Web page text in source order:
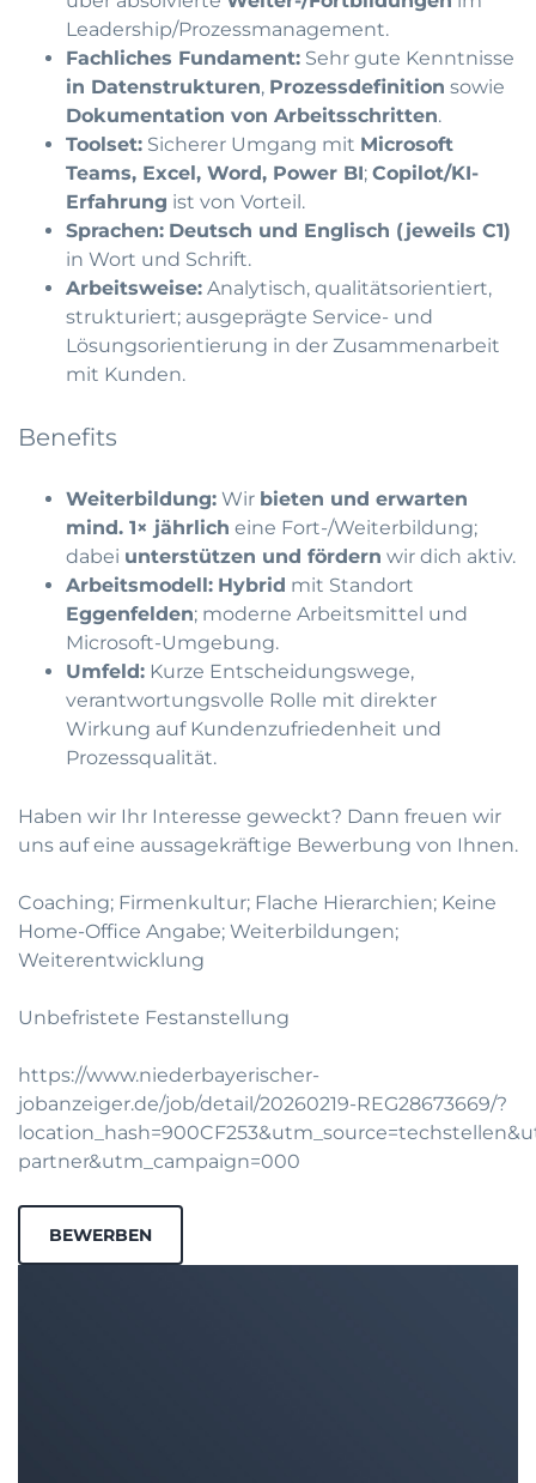
Leadership/Prozessmanagement.
Fachliches Fundament: Sehr gute Kenntnisse
in Datenstrukturen, Prozessdefinition sowie
Dokumentation von Arbeitsschritten.
Toolset: Sicherer Umgang mit Microsoft
Teams, Excel, Word, Power BI; Copilot/KI-
Erfahrung ist von Vorteil.
Sprachen: Deutsch und Englisch (jeweils C1)
in Wort und Schrift.
Arbeitsweise: Analytisch, qualitätsorientiert,
strukturiert; ausgeprägte Service- und
Lösungsorientierung in der Zusammenarbeit
mit Kunden.
Benefits
Weiterbildung: Wir bieten und erwarten
mind. 1× jährlich eine Fort-/Weiterbildung;
dabei unterstützen und fördern wir dich aktiv.
Arbeitsmodell: Hybrid mit Standort
Eggenfelden; moderne Arbeitsmittel und
Microsoft-Umgebung.
Umfeld: Kurze Entscheidungswege,
verantwortungsvolle Rolle mit direkter
Wirkung auf Kundenzufriedenheit und
Prozessqualität.
Haben wir Ihr Interesse geweckt? Dann freuen wir
uns auf eine aussagekräftige Bewerbung von Ihnen.
Coaching; Firmenkultur; Flache Hierarchien; Keine
Home-Office Angabe; Weiterbildungen;
Weiterentwicklung
Unbefristete Festanstellung
https://www.niederbayerischer-
jobanzeiger.de/job/detail/20260219-REG28673669/?
partner&utm_campaign=000
BEWERBEN